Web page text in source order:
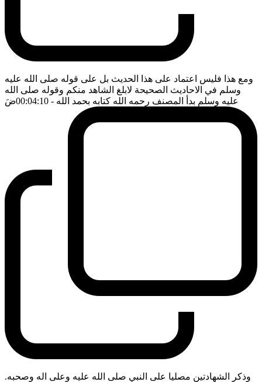
ومع هذا فليس اعتماد على هذا الحديث بل على قوله صلى الله عليه
وسلم في الاحاديث الصحيحة لابلغ الشاهد منكم وقوله صلى الله
عليه وسلم بدأ المصنف رحمه الله كتابه بحمد الله - 00:04:10 ضَ
وذكر الشهادتين مصليا على النبي صلى الله عليه وعلى اله وصحبه.